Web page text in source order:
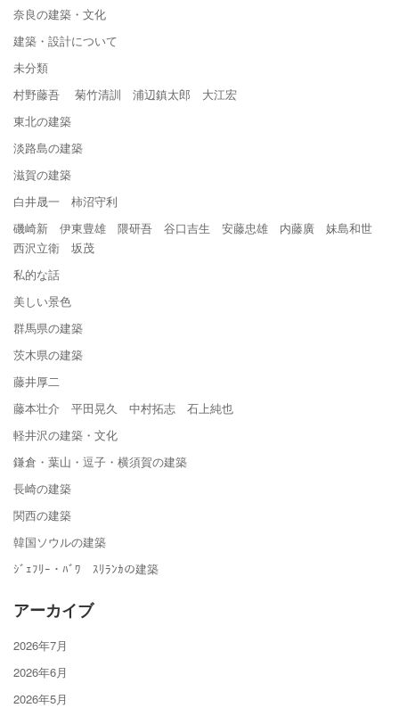
奈良の建築・文化
建築・設計について
未分類
村野藤吾 菊竹清訓 浦辺鎮太郎 大江宏
東北の建築
淡路島の建築
滋賀の建築
白井晟一 柿沼守利
磯崎新 伊東豊雄 隈研吾 谷口吉生 安藤忠雄 内藤廣 妹島和世
西沢立衛 坂茂
私的な話
美しい景色
群馬県の建築
茨木県の建築
藤井厚二
藤本壮介 平田晃久 中村拓志 石上純也
軽井沢の建築・文化
鎌倉・葉山・逗子・横須賀の建築
長崎の建築
関西の建築
韓国ソウルの建築
ｼﾞｪﾌﾘｰ・ﾊﾞﾜ ｽﾘﾗﾝｶの建築
アーカイブ
2026年7月
2026年6月
2026年5月